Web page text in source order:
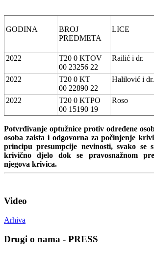
GODINA
BROJ
PREDMETA
LICE
2022
T20 0 KTOV
00 23256 22
Railić i dr.
2022
T20 0 KT
00 22890 22
Halilović i dr.
2022
T20 0 KTPO
00 15190 19
Roso
Potvrđivanje optužnice protiv određene
osoba zaista i odgovorna za počinjenje
principu presumpcije nevinosti, svako se
krivično djelo dok se pravosnažnom
njegova krivica.
Video
Arhiva
Drugi o nama - PRESS